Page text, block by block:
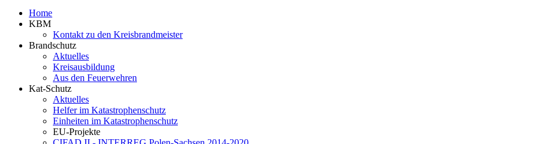
Home
KBM
Kontakt zu den Kreisbrandmeister
Brandschutz
Aktuelles
Kreisausbildung
Aus den Feuerwehren
Kat-Schutz
Aktuelles
Helfer im Katastrophenschutz
Einheiten im Katastrophenschutz
EU-Projekte